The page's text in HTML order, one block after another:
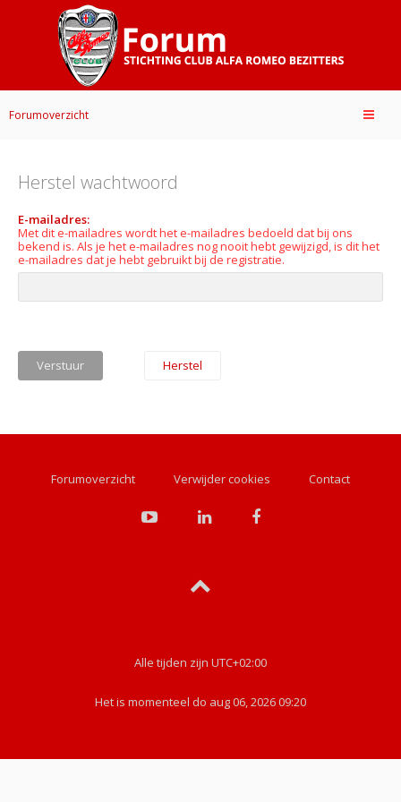
Forumoverzicht
Herstel wachtwoord
E-mailadres:
Met dit e-mailadres wordt het e-mailadres bedoeld dat bij ons
bekend is. Als je het e-mailadres nog nooit hebt gewijzigd, is dit het
e-mailadres dat je hebt gebruikt bij de registratie.
Forumoverzicht Verwijder cookies Contact
Alle tijden zijn UTC+02:00
Het is momenteel do aug 06, 2026 09:20